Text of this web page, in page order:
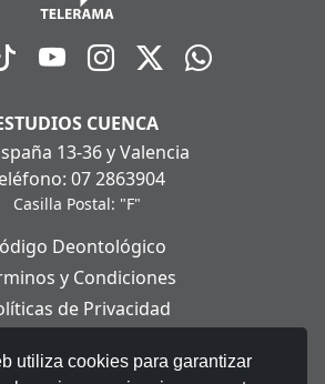
utiliza cookies para garantizar
CUENCA
13-36 y Valencia
07 2863904
Casilla Postal: "F"
Deontológico
y Condiciones
de Privacidad
Aviso Legal